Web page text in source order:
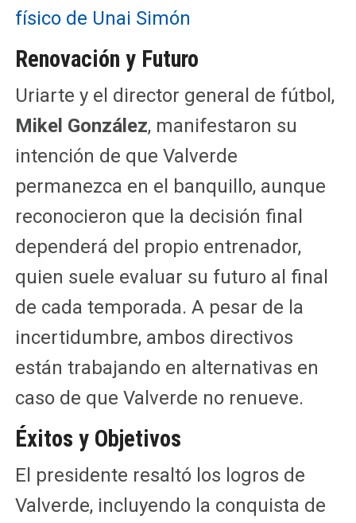
físico de Unai Simón
Renovación y Futuro
Uriarte y el director general de fútbol,
Mikel González, manifestaron su
intención de que Valverde
permanezca en el banquillo, aunque
reconocieron que la decisión final
dependerá del propio entrenador,
quien suele evaluar su futuro al final
de cada temporada. A pesar de la
incertidumbre, ambos directivos
están trabajando en alternativas en
caso de que Valverde no renueve.
Éxitos y Objetivos
El presidente resaltó los logros de
Valverde, incluyendo la conquista de